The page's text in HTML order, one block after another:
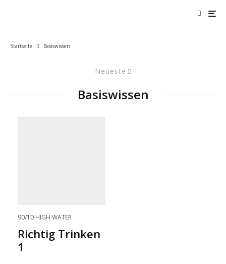
Startseite Basiswissen
Neueste
Basiswissen
90/10 HIGH WATER
Richtig Trinken
1